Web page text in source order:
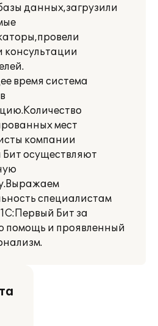
данных,загрузили
консультации
время система
мест
компании
осуществляют
специалистам
Бит за
помощь и проявленный